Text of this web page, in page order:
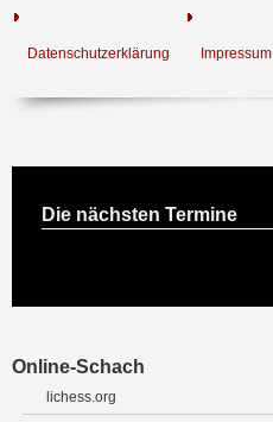
Datenschutzerklärung Impressum
Die nächsten Termine
Online-Schach
lichess.org